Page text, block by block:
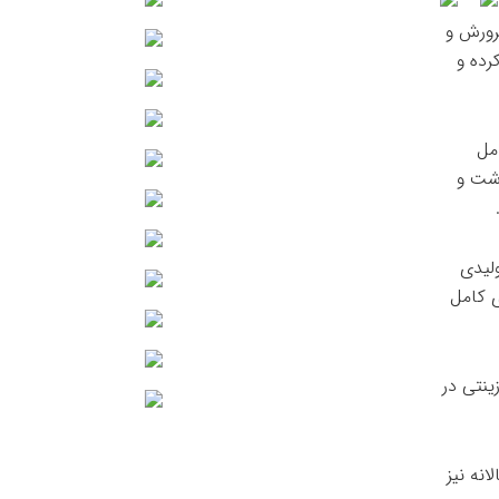
و
و
داشت و
کامل
در
نیز